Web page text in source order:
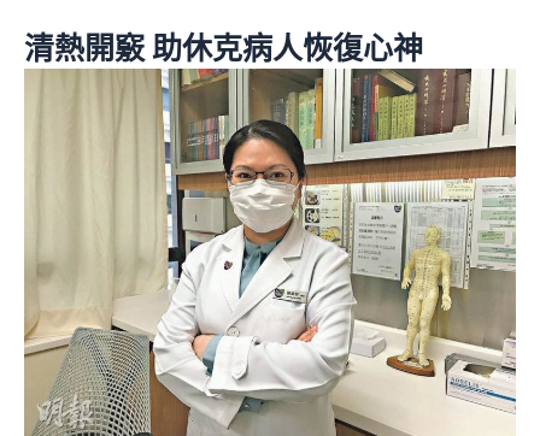
清熱開竅 助休克病人恢復心神